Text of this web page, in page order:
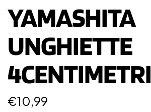
YAMASHITA
UNGHIETTE
4CENTIMETRI
€10,99